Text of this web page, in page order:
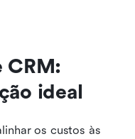
CRM:
ideal
os custos às